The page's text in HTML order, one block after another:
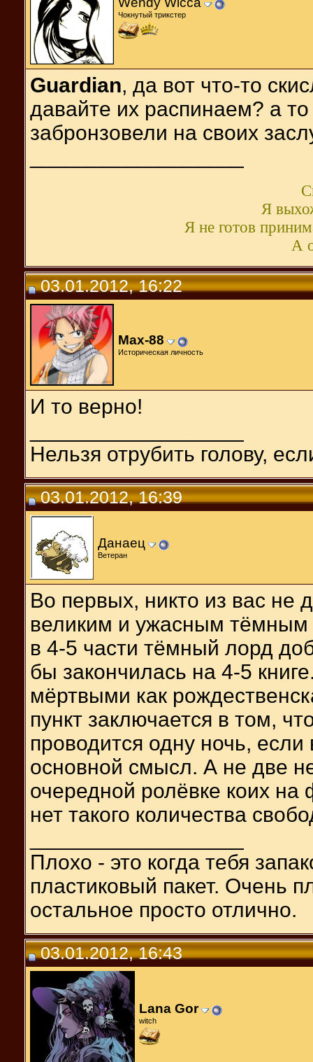
Чокнутый трикстер
Guardian, да вот что-то
давайте их распинаем? а
забронзовели на своих
Я
Я не готов
А
03.01.2012, 16:22
Max-88
Историческая личность
И то верно!
Нельзя отрубить голову,
03.01.2012, 16:39
Данаец
Ветеран
Во первых, никто из вас не
великим и ужасным
в 4-5 части тёмный лорд
бы закончилась на 4-5
мёртвыми как
пункт заключается в том,
проводится одну ночь,
основной смысл. А не две
очередной ролёвке коих на
нет такого количества
Плохо - это когда тебя
пластиковый пакет. Очень
остальное просто отлично.
03.01.2012, 16:43
Lana Gor
witch